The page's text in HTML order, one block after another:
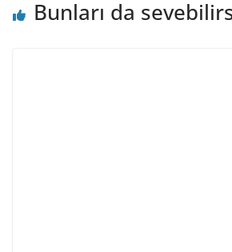
Bunları da